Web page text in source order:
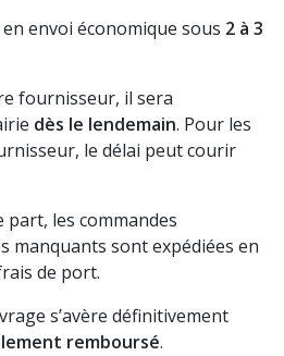
envoi économique sous 2 à 3
fournisseur, il sera
dès le lendemain. Pour les
le délai peut courir
les commandes
sont expédiées en
de port.
s’avère définitivement
remboursé.